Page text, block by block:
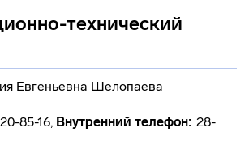
технический
Евгеньевна Шелопаева
85-16, Внутренний телефон: 28-